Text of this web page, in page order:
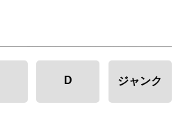
D ジャンク